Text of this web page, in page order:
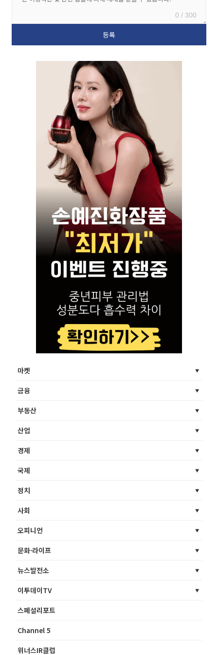
0 / 300
마켓
금융
부동산
산업
경제
국제
정치
사회
오피니언
문화·라이프
뉴스발전소
이투데이TV
스페셜리포트
Channel 5
위너스IR클럽